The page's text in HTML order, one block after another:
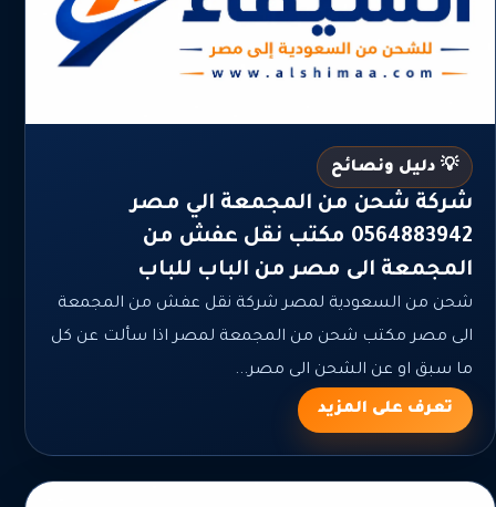
💡 دليل ونصائح
شركة شحن من المجمعة الي مصر
0564883942 مكتب نقل عفش من
المجمعة الى مصر من الباب للباب
شحن من السعودية لمصر شركة نقل عفش من المجمعة
الى مصر مكتب شحن من المجمعة لمصر اذا سألت عن كل
ما سبق او عن الشحن الى مصر...
تعرف على المزيد